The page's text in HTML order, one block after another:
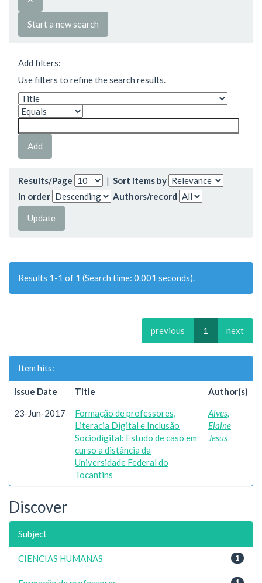
Start a new search
Add filters:
Use filters to refine the search results.
Results/Page | Sort items by
In order
Authors/record
Results 1-1 of 1 (Search time: 0.001 seconds).
previous 1 next
Item hits:
Issue Date Title Author(s)
23-Jun-2017
Formação de professores,
Literacia Digital e Inclusão
Sociodigital: Estudo de caso em
curso a distância da
Universidade Federal do
Tocantins
Alves,
Elaine
Jesus
Discover
Subject
1
CIENCIAS HUMANAS